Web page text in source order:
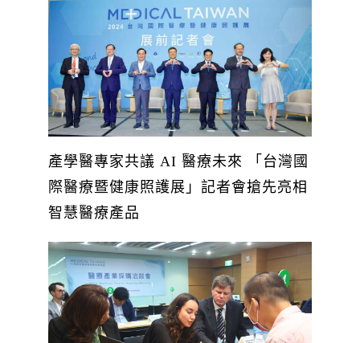
產學醫專家共議 AI 醫療未來 「台灣國
際醫療暨健康照護展」記者會搶先亮相
智慧醫療產品